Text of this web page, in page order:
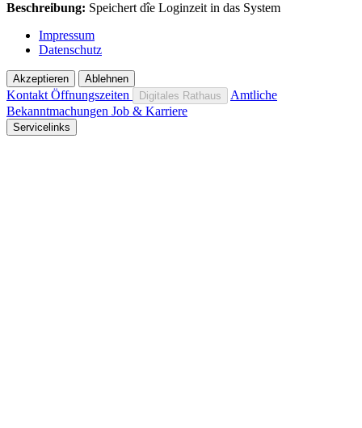
Beschreibung: Speichert dîe Loginzeit in das System
Impressum
Datenschutz
Akzeptieren Ablehnen
Kontakt Öffnungszeiten Digitales Rathaus
Amtliche
Bekanntmachungen Job & Karriere
Servicelinks